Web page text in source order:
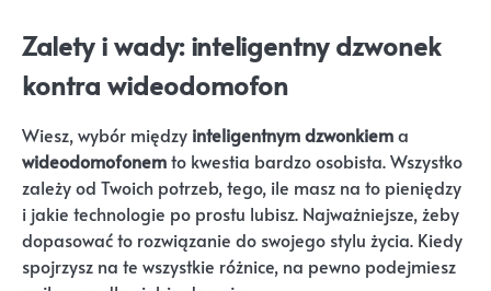
Zalety i wady: inteligentny dzwonek
kontra wideodomofon
Wiesz, wybór między inteligentnym dzwonkiema
wideodomofonemto kwestia bardzo osobista. Wszystko
zależy od Twoich potrzeb, tego, ile masz na to pieniędzy
i jakie technologie po prostu lubisz. Najważniejsze, żeby
dopasować to rozwiązanie do swojego stylu życia. Kiedy
spojrzysz na te wszystkie różnice, na pewno podejmiesz